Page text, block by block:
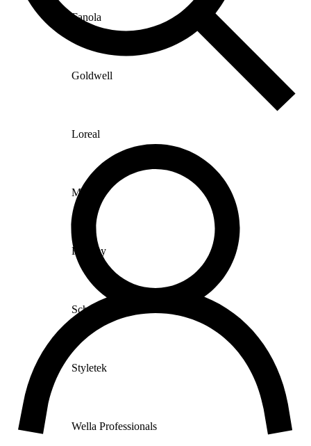
Fanola
Goldwell
Loreal
Matrix
Ronney
Schwarzkopf
Styletek
Wella Professionals